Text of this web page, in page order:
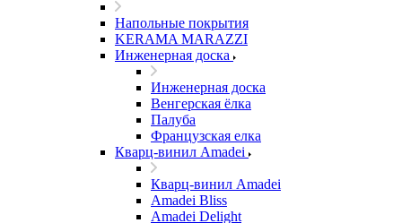
Напольные покрытия
KERAMA MARAZZI
Инженерная доска
Инженерная доска
Венгерская ёлка
Палуба
Французская елка
Кварц-винил Amadei
Кварц-винил Amadei
Amadei Bliss
Amadei Delight